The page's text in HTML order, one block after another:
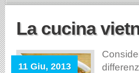
La cucina
11 Giu, 2013